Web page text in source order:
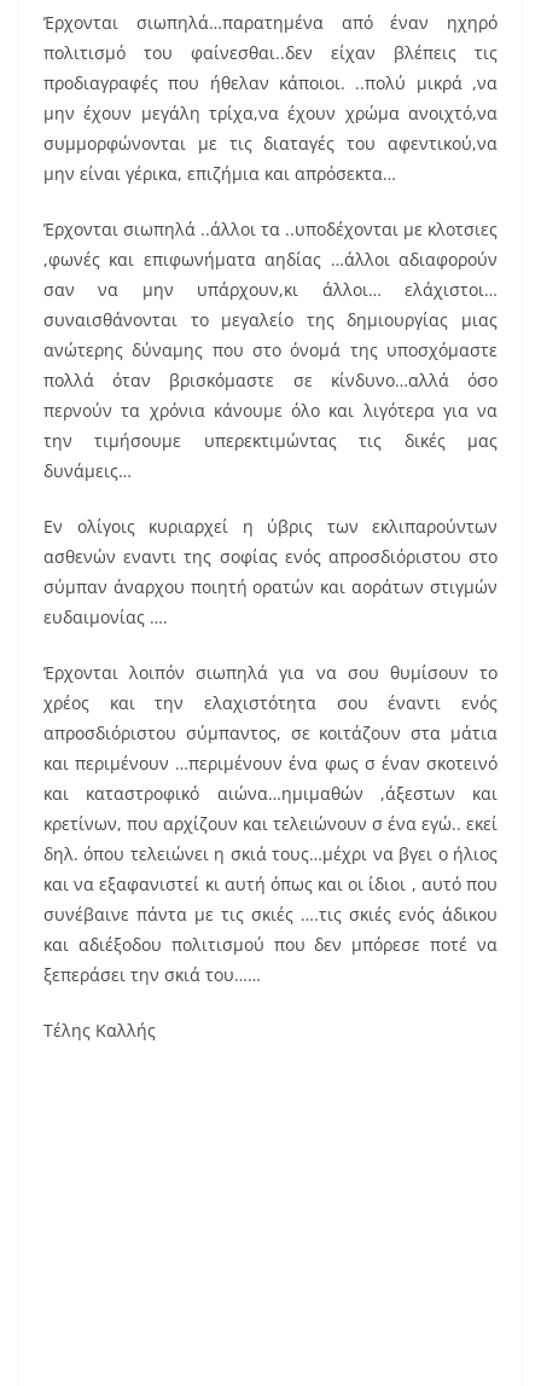
c
e
b
o
o
k
ai
l
er
e
st
Έρχονται σιωπηλά…παρατημένα από έναν ηχηρό
πολιτισμό του φαίνεσθαι..δεν είχαν βλέπεις τις
προδιαγραφές που ήθελαν κάποιοι. ..πολύ μικρά ,να
μην έχουν μεγάλη τρίχα,να έχουν χρώμα ανοιχτό,να
συμμορφώνονται με τις διαταγές του αφεντικού,να
μην είναι γέρικα, επιζήμια και απρόσεκτα…
Έρχονται σιωπηλά ..άλλοι τα ..υποδέχονται με κλοτσιες
,φωνές και επιφωνήματα αηδίας …άλλοι αδιαφορούν
σαν να μην υπάρχουν,κι άλλοι… ελάχιστοι…
συναισθάνονται το μεγαλείο της δημιουργίας μιας
ανώτερης δύναμης που στο όνομά της υποσχόμαστε
πολλά όταν βρισκόμαστε σε κίνδυνο…αλλά όσο
περνούν τα χρόνια κάνουμε όλο και λιγότερα για να
την τιμήσουμε υπερεκτιμώντας τις δικές μας
δυνάμεις…
Εν ολίγοις κυριαρχεί η ύβρις των εκλιπαρούντων
ασθενών εναντι της σοφίας ενός απροσδιόριστου στο
σύμπαν άναρχου ποιητή ορατών και αοράτων στιγμών
ευδαιμονίας ….
Έρχονται λοιπόν σιωπηλά για να σου θυμίσουν το
χρέος και την ελαχιστότητα σου έναντι ενός
απροσδιόριστου σύμπαντος, σε κοιτάζουν στα μάτια
και περιμένουν …περιμένουν ένα φως σ έναν σκοτεινό
και καταστροφικό αιώνα…ημιμαθών ,άξεστων και
κρετίνων, που αρχίζουν και τελειώνουν σ ένα εγώ.. εκεί
δηλ. όπου τελειώνει η σκιά τους…μέχρι να βγει ο ήλιος
και να εξαφανιστεί κι αυτή όπως και οι ίδιοι , αυτό που
συνέβαινε πάντα με τις σκιές ….τις σκιές ενός άδικου
και αδιέξοδου πολιτισμού που δεν μπόρεσε ποτέ να
ξεπεράσει την σκιά του……
Τέλης Καλλής